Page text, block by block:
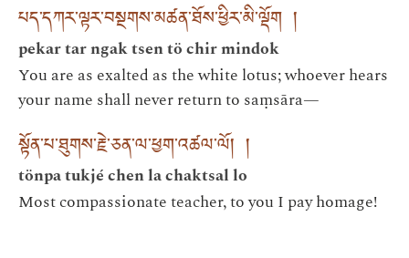
པད་དཀར་ལྟར་བསྔགས་མཚན་ཐོས་ཕྱིར་མི་ལྡོག །
pekar tar ngak tsen tö chir mindok
You are as exalted as the white lotus; whoever hears
your name shall never return to saṃsāra—
སྟོན་པ་ཐུགས་རྗེ་ཅན་ལ་ཕྱག་འཚལ་ལོ། །
tönpa tukjé chen la chaktsal lo
Most compassionate teacher, to you I pay homage!